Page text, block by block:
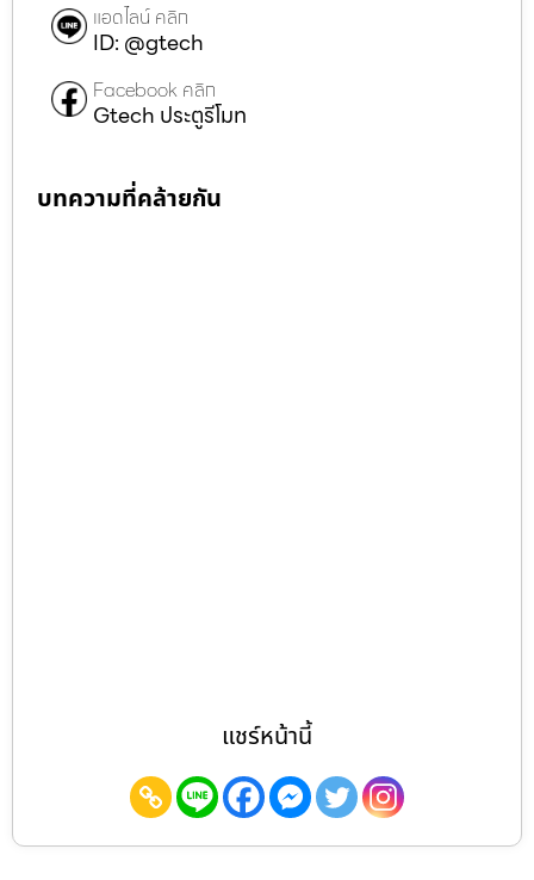
แอดไลน์ คลิก
ID: @gtech
Facebook คลิก
Gtech ประตูรีโมท
บทความที่คล้ายกัน
แชร์หน้านี้